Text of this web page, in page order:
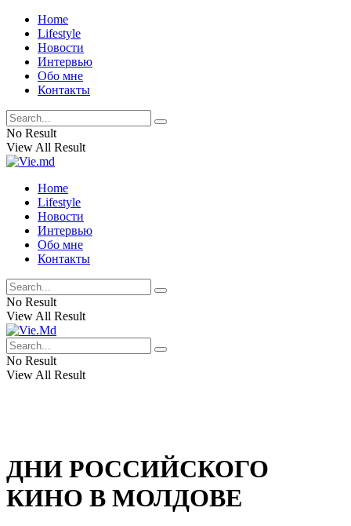
Home
Lifestyle
Новости
Интервью
Обо мне
Контакты
No Result
View All Result
Home
Lifestyle
Новости
Интервью
Обо мне
Контакты
No Result
View All Result
No Result
View All Result
ДНИ РОССИЙСКОГО
КИНО В МОЛДОВЕ